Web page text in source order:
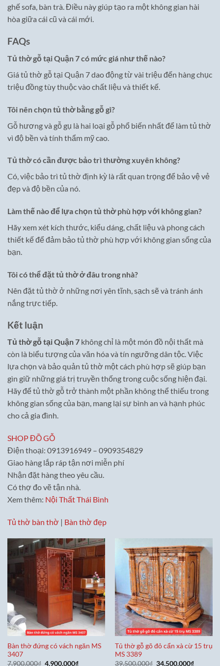
ghế sofa, bàn trà. Điều này giúp tạo ra một không gian hài
hòa giữa cái cũ và cái mới.
FAQs
Tủ thờ gỗ tại Quận 7 có mức giá như thế nào?
Giá tủ thờ gỗ tại Quận 7 dao động từ vài triệu đến hàng chục
triệu đồng tùy thuộc vào chất liệu và thiết kế.
Tôi nên chọn tủ thờ bằng gỗ gì?
Gỗ hương và gỗ gụ là hai loại gỗ phổ biến nhất để làm tủ thờ
vì độ bền và tính thẩm mỹ cao.
Tủ thờ có cần được bảo trì thường xuyên không?
Có, việc bảo trì tủ thờ định kỳ là rất quan trọng để bảo vệ vẻ
đẹp và độ bền của nó.
Làm thế nào để lựa chọn tủ thờ phù hợp với không gian?
Hãy xem xét kích thước, kiểu dáng, chất liệu và phong cách
thiết kế để đảm bảo tủ thờ phù hợp với không gian sống của
bạn.
Tôi có thể đặt tủ thờ ở đâu trong nhà?
Nên đặt tủ thờ ở những nơi yên tĩnh, sạch sẽ và tránh ánh
nắng trực tiếp.
Kết luận
Tủ thờ gỗ tại Quận 7 không chỉ là một món đồ nội thất mà
còn là biểu tượng của văn hóa và tín ngưỡng dân tộc. Việc
lựa chọn và bảo quản tủ thờ một cách phù hợp sẽ giúp bạn
gìn giữ những giá trị truyền thống trong cuộc sống hiện đại.
Hãy để tủ thờ gỗ trở thành một phần không thể thiếu trong
không gian sống của bạn, mang lại sự bình an và hạnh phúc
cho cả gia đình.
SHOP ĐỒ GỖ
Điện thoại: 0913916949 – 0909354829
Giao hàng lắp ráp tận nơi miễn phí
Nhận đặt hàng theo yêu cầu.
Có thợ đo vẽ tận nhà.
Xem thêm: Nội Thất Thái Bình
Tủ thờ bàn thờ | Bàn thờ đẹp
Bàn thờ đứng có vách ngăn MS
3407
7,900,000₫ Giá
4,900,000₫Giá
Tủ thờ gỗ gõ đỏ cẩn xà cừ 15 trụ
MS 3389
39,500,000₫ Giá
34,500,000₫Giá